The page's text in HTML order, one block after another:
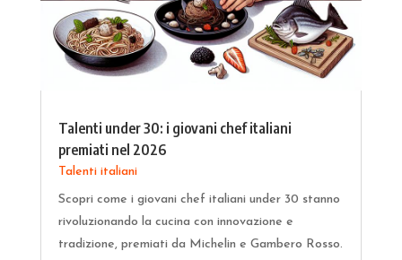
Talenti under 30: i giovani chef italiani
premiati nel 2026
Talenti italiani
Scopri come i giovani chef italiani under 30 stanno
rivoluzionando la cucina con innovazione e
tradizione, premiati da Michelin e Gambero Rosso.